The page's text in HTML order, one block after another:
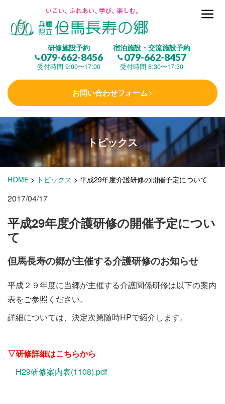
研修施設予約
079-662-8456
受付時間 9:00〜17:00
宿泊施設・交流施設予約
079-662-8457
受付時間 8:30〜17:30
お問い合わせフォーム
但馬長寿の郷とは
(研修施設)
楽しむ
学 ぶ (健康福祉)
泊まる(宿泊)
施設・料金
アクセス
トピックス
HOME > トピックス > 平成29年度介護研修の開催予定について
2017/04/17
平成29年度介護研修の開催予定につい
て
但馬長寿の郷が主催する介護研修のお知らせ
平成２９年度に当郷が主催する介護関係研修は以下の案内
表をご参照ください。
詳細については、決定次第随時HPで紹介します。
▽研修詳細はこちらから
H29研修案内表(1108).pdf